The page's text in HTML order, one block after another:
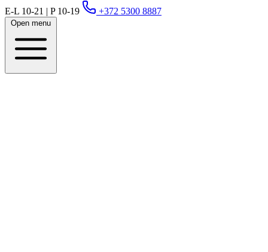
E-L 10-21 | P 10-19
+372 5300 8887
Open menu